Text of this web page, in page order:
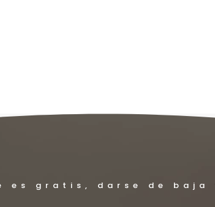
es gratis, darse de baja